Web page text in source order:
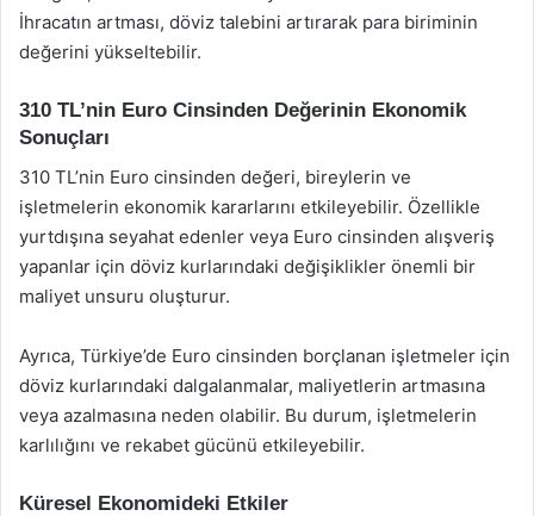
İhracatın artması, döviz talebini artırarak para biriminin
değerini yükseltebilir.
310 TL’nin Euro Cinsinden Değerinin Ekonomik
Sonuçları
310 TL’nin Euro cinsinden değeri, bireylerin ve
işletmelerin ekonomik kararlarını etkileyebilir. Özellikle
yurtdışına seyahat edenler veya Euro cinsinden alışveriş
yapanlar için döviz kurlarındaki değişiklikler önemli bir
maliyet unsuru oluşturur.
Ayrıca, Türkiye’de Euro cinsinden borçlanan işletmeler için
döviz kurlarındaki dalgalanmalar, maliyetlerin artmasına
veya azalmasına neden olabilir. Bu durum, işletmelerin
karlılığını ve rekabet gücünü etkileyebilir.
Küresel Ekonomideki Etkiler